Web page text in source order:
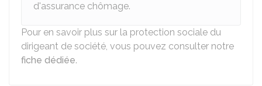
d'assurance chômage.
Pour en savoir plus sur la protection sociale du
dirigeant de société, vous pouvez consulter notre
fiche dédiée.